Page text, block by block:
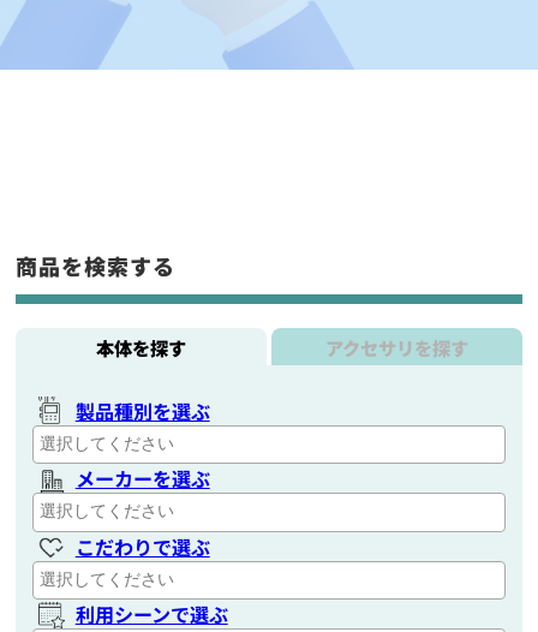
商品を検索する
本体を探す アクセサリを探す
製品種別を選ぶ
メーカーを選ぶ
こだわりで選ぶ
利用シーンで選ぶ